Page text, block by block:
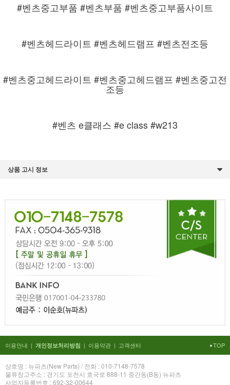
#벤츠중고부품 #벤츠부품 #벤츠중고부품사이트
#벤츠헤드라이트 #벤츠헤드램프 #벤츠전조등
#벤츠중고헤드라이트 #벤츠중고헤드램프 #벤츠중고전
조등
#벤츠 e클래스 #e class #w213
상품 고시 정보
이용안내 | 개인정보처리방침 | 이용약관 | 고객센터 TOP
상호명 : 뉴파츠(New Parts) / 전화 : 010-7148-7578
물류창고주소 : 경기도 포천시 호국로 888-11 중간동(B동) 뉴파츠
사업자등록번호 : 692-32-00644